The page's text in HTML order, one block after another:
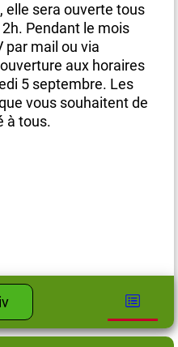
elle sera ouverte tous
Pendant le mois
par mail ou via
aux horaires
5 septembre. Les
vous souhaitent de
à tous.